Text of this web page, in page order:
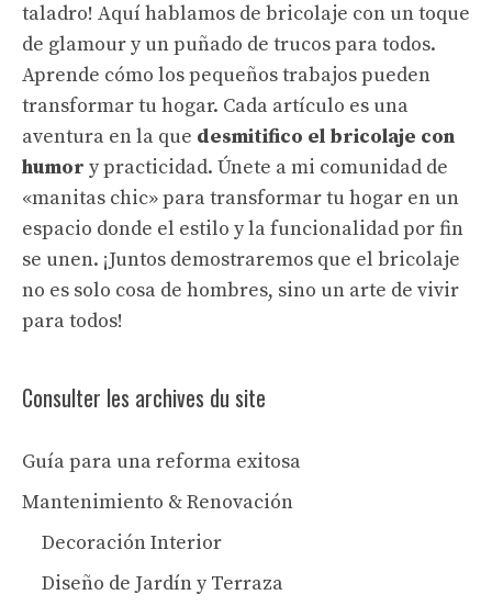
taladro! Aquí hablamos de bricolaje con un toque
de glamour y un puñado de trucos para todos.
Aprende cómo los pequeños trabajos pueden
transformar tu hogar. Cada artículo es una
aventura en la que desmitifico el bricolaje con
humor y practicidad. Únete a mi comunidad de
«manitas chic» para transformar tu hogar en un
espacio donde el estilo y la funcionalidad por fin
se unen. ¡Juntos demostraremos que el bricolaje
no es solo cosa de hombres, sino un arte de vivir
para todos!
Consulter les archives du site
Guía para una reforma exitosa
Mantenimiento & Renovación
Decoración Interior
Diseño de Jardín y Terraza